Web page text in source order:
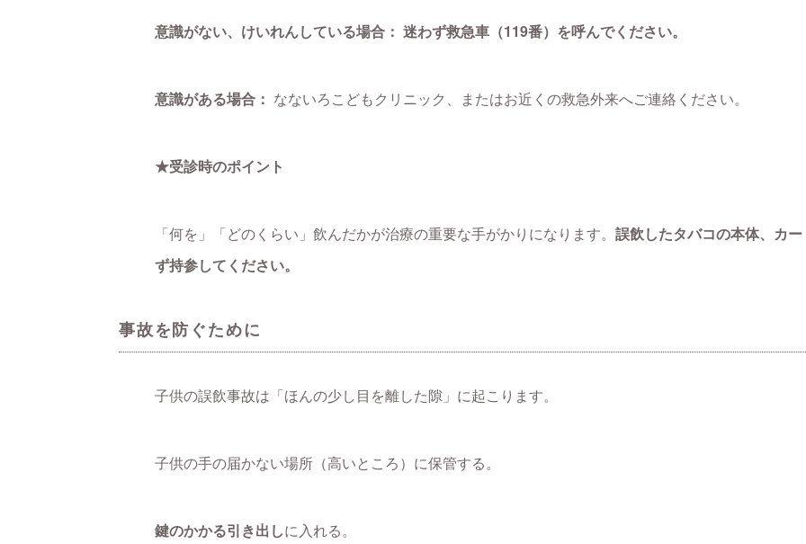
意識がない、けいれんしている場合： 迷わず救急車（119番）を呼んでください。
意識がある場合： なないろこどもクリニック、またはお近くの救急外来へご連絡ください。
★受診時のポイント
「何を」「どのくらい」飲んだかが治療の重要な手がかりになります。 誤飲したタバコの本体、カ
ず持参してください。
事故を防ぐために
子供の誤飲事故は「ほんの少し目を離した隙」に起こります。
子供の手の届かない場所（高いところ）に保管する。
鍵のかかる引き出しに入れる。